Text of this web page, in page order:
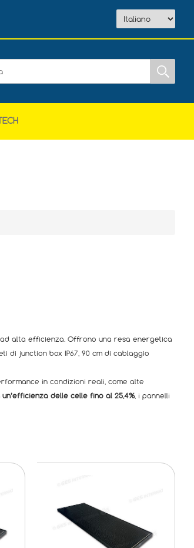
alta efficienza. Offrono una resa energetica
di junction box IP67, 90 cm di cablaggio
in condizioni reali, come alte
un’efficienza delle celle fino al 25,4%, i pannelli